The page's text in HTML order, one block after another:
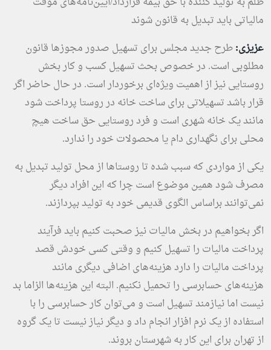
مالیاتی باید تبدیل به قانون شوند
عزیزی:طرح جدید مجلس برای تسهیل صدور مجوزها قانون
مطلوبی است. در خصوص بحث تسهیل کسب و کار بخش
روستایی نیز از اهمیت ویژه‌ای برخوردار است. در حال حاضر اگر
قرار باشد تسهیلاتی برای ساخت خانه در روستا پرداخت شود
مانند یک خانه شهری است و فرد روستایی حق ساخت هیچ
محلی برای نگهداری دام یا محصولات خود را ندارد.
یکی از مواردی که سبب شده تا روستاها از محل تولید تبدیل به
مصرف شود همین موضوع است چرا که این افراد دیگر
نمی‌توانند براساس الگوی قدیمی خود به تولید بپردازند.
اگر بخواهیم در بخش مالیات نیز صحبت کنیم باید فرآیند
پرداخت مالیات را تسهیل کنیم و وقتی کسی خودش قصد
پرداخت مالیات را دارد هزینه‌های اضافی دیگری مانند
هزینه‌های حسابرسی را تحمیل نکنیم. البته این هزینه‌ها الزاما بد
نیست اما نیازمند تسهیل است و می‌توان کار حسابرسی را با
استفاده از یک نرم افزار انجام داد و دیگر نیاز نیست تا یک گروه
از تهران برای این کار به شهرستان بروند.